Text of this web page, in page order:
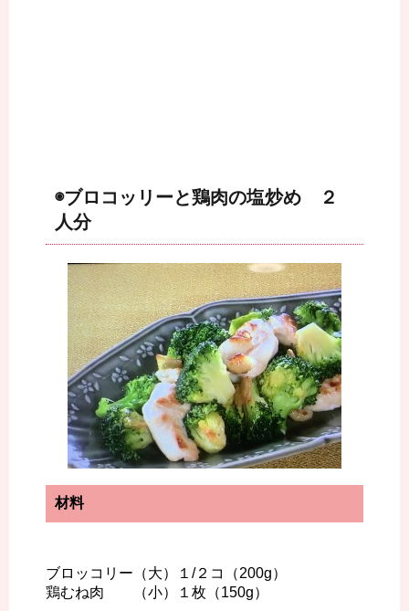
◉ブロコッリーと鶏肉の塩炒め ２
人分
材料
ブロッコリー（大）１/２コ（200g）
鶏むね肉 （小）１枚（150g）